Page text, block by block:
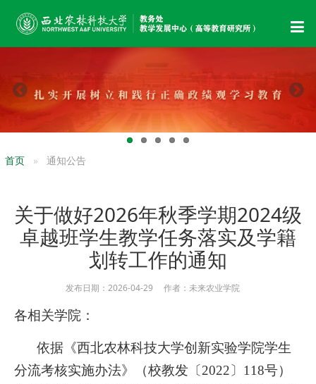
首页 通知公告
关于做好2026年秋季学期2024级
卓越班学生教学任务落实及学籍
划转工作的通知
发布日期：2026-04-29 作者：未来农业学院
各相关学院：
依据《西北农林科技大学创新实验学院学生
分流考核实施办法》（校教发〔2022〕118号）